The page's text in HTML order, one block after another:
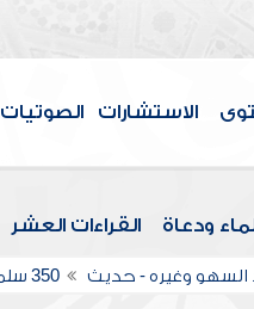
الاستشارات الصوتيات
ودعاة القراءات العشر
وغيره - حديث 350